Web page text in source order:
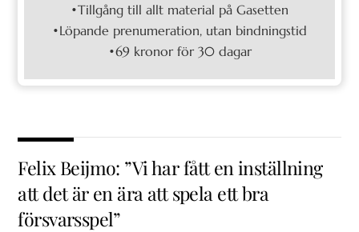
•Tillgång till allt material på Gasetten
•Löpande prenumeration, utan bindningstid
•69 kronor för 30 dagar
Felix Beijmo: ”Vi har fått en inställning
att det är en ära att spela ett bra
försvarsspel”